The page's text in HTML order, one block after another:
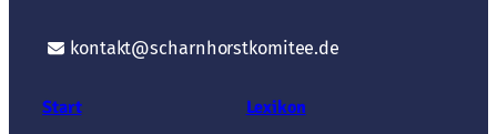
kontakt@scharnhorstkomitee.de
Start Lexikon